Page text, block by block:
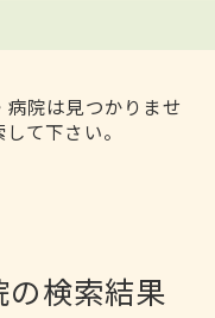
院は見つかりませ
て下さい。
検索結果